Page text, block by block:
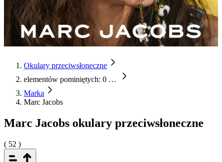
Okulary przeciwsłoneczne
elementów pominiętych: 0 …
Marka
Marc Jacobs
Marc Jacobs okulary przeciwsłoneczne
( 52 )